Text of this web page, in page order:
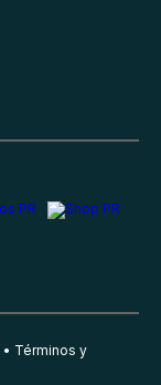
Términos y